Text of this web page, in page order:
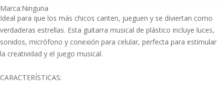
Marca:Ninguna
Ideal para que los más chicos canten, jueguen y se diviertan como
verdaderas estrellas. Esta guitarra musical de plástico incluye luces,
sonidos, micrófono y conexión para celular, perfecta para estimular
la creatividad y el juego musical.
CARACTERÍSTICAS: